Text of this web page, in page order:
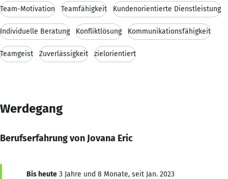
Team-Motivation Teamfähigkeit Kundenorientierte Dienstleistung
Individuelle Beratung Konfliktlösung Kommunikationsfähigkeit
Teamgeist Zuverlässigkeit zielorientiert
Werdegang
Berufserfahrung von Jovana Eric
Bis heute 3 Jahre und 8 Monate, seit Jan. 2023